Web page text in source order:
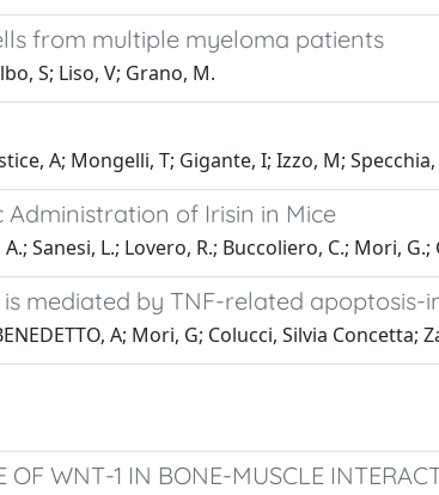
from multiple myeloma patients
S; Liso, V; Grano, M.
A; Mongelli, T; Gigante, I; Izzo, M;
of Irisin in Mice
Sanesi, L.; Lovero, R.; Buccoliero, C.; Mori,
mediated by TNF-related apoptosis-
A; Mori, G; Colucci, Silvia
WNT-1 IN BONE-MUSCLE